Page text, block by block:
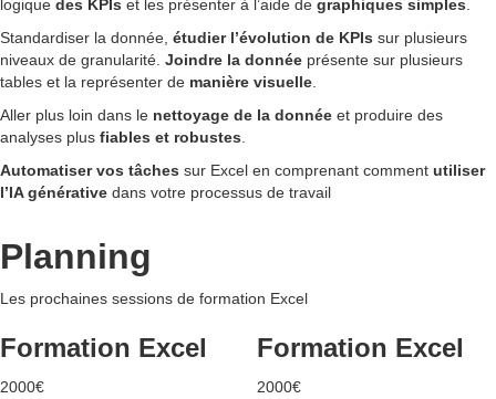
logique des KPIs et les présenter à l’aide de graphiques simples.
Standardiser la donnée, étudier l’évolution de KPIs sur plusieurs
niveaux de granularité. Joindre la donnée présente sur plusieurs
tables et la représenter de manière visuelle.
Aller plus loin dans le nettoyage de la donnée et produire des
analyses plus fiables et robustes.
Automatiser vos tâches sur Excel en comprenant comment utiliser
l’IA générative dans votre processus de travail
Planning
Les prochaines sessions de formation Excel
Formation Excel
2000€
Formation Excel
2000€